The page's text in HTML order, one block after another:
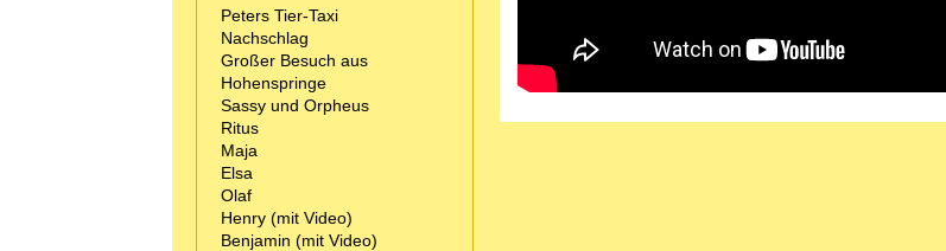
Peters Tier-Taxi
Nachschlag
Großer Besuch aus
Hohenspringe
Sassy und Orpheus
Ritus
Maja
Elsa
Olaf
Henry (mit Video)
Benjamin (mit Video)